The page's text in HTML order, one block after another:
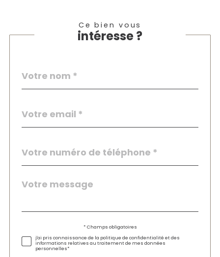
Ce bien vous
intéresse ?
par
*
*
*
Fieldset
par
Message
*
* Champs obligatoires
j'ai pris connaissance de la politique de confidentialité et des
informations relatives au traitement de mes données
personnelles*